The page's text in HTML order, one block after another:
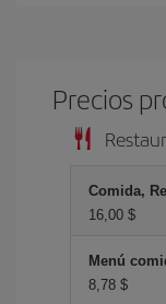
Precios
Comida,
16,00 $
Menú
8,78 $